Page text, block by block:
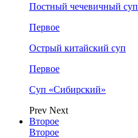
Постный чечевичный суп
Первое
Острый китайский суп
Первое
Суп «Сибирский»
Prev Next
Второе
Второе